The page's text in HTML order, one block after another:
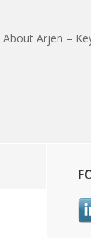
About Arjen –